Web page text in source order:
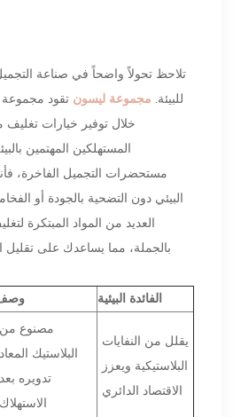
تلاحظ تحولاً واضحاً في صناعة
للبيئة. مجموعة ليسون تقود
خلال توفير خيارات
المستهلكين المهتمين
مستحضرات التجميل الفاخرة،
البيئي دون التضحية بالجودة أو
العديد من المواد المبتكرة
بالجملة، مما يساعدك على تقليل
الفائدة البيئية
مصنوع من
البلاستيك المعاد
تدويره بعد
الاستهلاك
يقلل من النفايات
البلاستيكية ويعزز
الاقتصاد الدائري